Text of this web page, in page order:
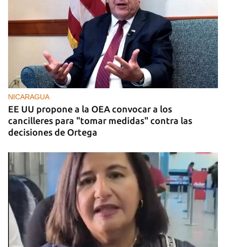
NICARAGUA
EE UU propone a la OEA convocar a los
cancilleres para "tomar medidas" contra las
decisiones de Ortega